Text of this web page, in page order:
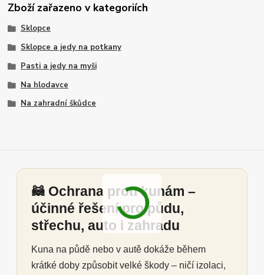
Zboží zařazeno v kategoriích
Sklopce
Sklopce a jedy na potkany
Pasti a jedy na myši
Na hlodavce
Na zahradní škůdce
🦝 Ochrana proti kunám –
účinné řešení pro půdu,
střechu, auto i zahradu
Kuna na půdě nebo v autě dokáže během
krátké doby způsobit velké škody – ničí izolaci,